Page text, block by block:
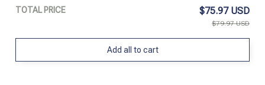
TOTAL PRICE $75.97 USD
$79.97 USD
Add all to cart